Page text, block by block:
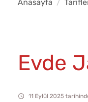
Anasayfa
Evde
11 Eylül 2025